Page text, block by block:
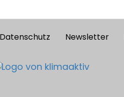
Datenschutz Newsletter